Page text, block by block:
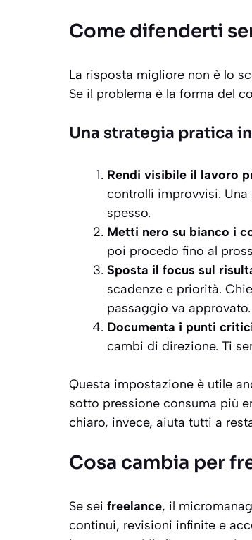
Come difenderti
La risposta migliore non è lo
Se il problema è la forma del
Una strategia pratica
Rendi visibile il lavoro
controlli improvvisi.
spesso.
Metti nero su bianco i
poi procedo fino al
Sposta il focus sul
scadenze e priorità.
passaggio va approvato.
Documenta i punti
cambi di direzione. Ti
Questa impostazione è utile
sotto pressione consuma più
chiaro, invece, aiuta tutti a
Cosa cambia per
Se sei freelance, il
continui, revisioni infinite e